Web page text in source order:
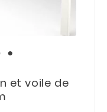
et voile de